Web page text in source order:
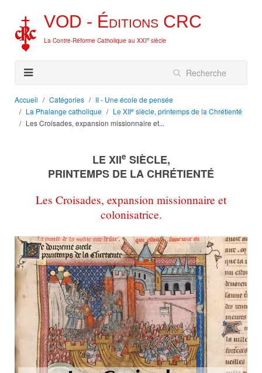
VOD - Éditions CRC
La Contre-Réforme Catholique au XXIe siècle
Accueil Catégories
II - Une école de pensée
La Phalange catholique
Le XIIe siècle, printemps de la Chrétienté
Les Croisades, expansion missionnaire et...
LE XIIe SIÈCLE,
PRINTEMPS DE LA CHRÉTIENTÉ
Les Croisades, expansion missionnaire et
colonisatrice.